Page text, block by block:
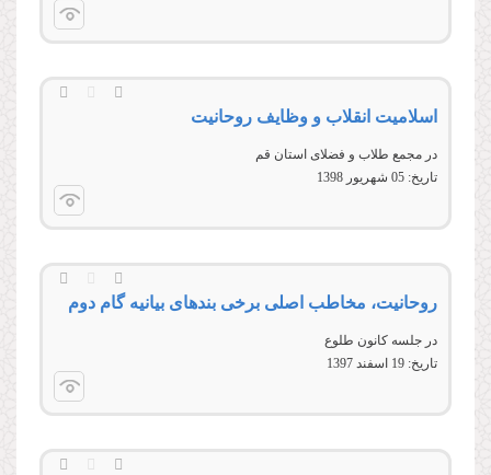
اسلامیت انقلاب و وظایف روحانیت
در مجمع طلاب و فضلای استان قم
تاریخ: 05 شهريور 1398
روحانیت، مخاطب اصلی برخی بندهای بیانیه گام دوم
در جلسه کانون طلوع
تاریخ: 19 اسفند 1397